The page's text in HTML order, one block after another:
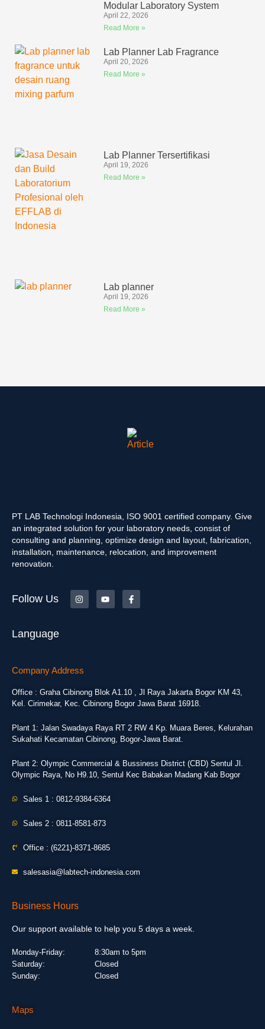
Modular Laboratory System
April 22, 2026
Read More »
Lab Planner Lab Fragrance
April 20, 2026
Read More »
Lab Planner Tersertifikasi
April 19, 2026
Read More »
Lab planner
April 19, 2026
Read More »
PT LAB Technologi Indonesia, ISO 9001 certified company. Give
an integrated solution for your laboratory needs, consist of
consulting and planning, optimize design and layout, fabrication,
installation, maintenance, relocation, and improvement
renovation.
Follow Us
Language
Company Address
Office : Graha Cibinong Blok A1.10 , Jl Raya Jakarta Bogor KM 43,
Kel. Cirimekar, Kec. Cibinong Bogor Jawa Barat 16918.
Plant 1: Jalan Swadaya Raya RT 2 RW 4 Kp. Muara Beres, Kelurahan
Sukahati Kecamatan Cibinong, Bogor-Jawa Barat.
Plant 2: Olympic Commercial & Bussiness District (CBD) Sentul Jl.
Olympic Raya, No H9.10, Sentul Kec Babakan Madang Kab Bogor
Sales 1 : 0812-9384-6364
Sales 2 : 0811-8581-873
Office : (6221)-8371-8685
salesasia@labtech-indonesia.com
Business Hours
Our support available to help you 5 days a week.
Monday-Friday:
Saturday:
Sunday:
8:30am to 5pm
Closed
Closed
Maps